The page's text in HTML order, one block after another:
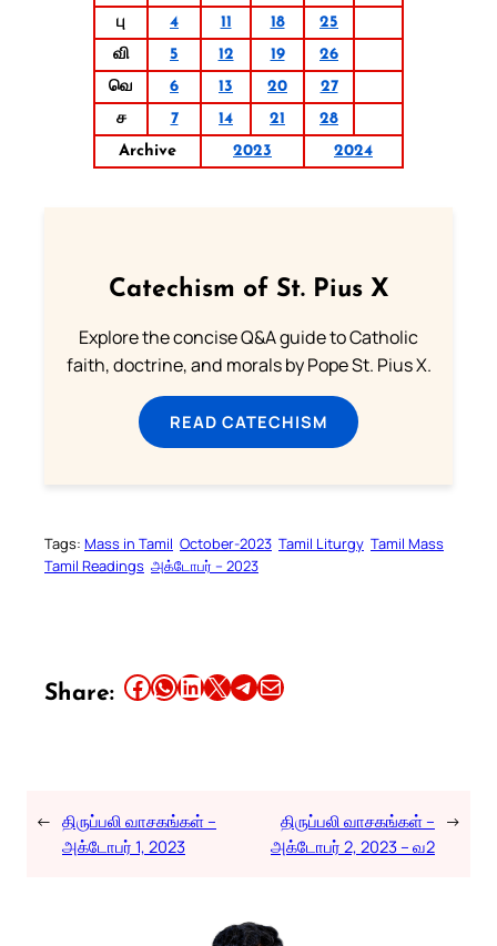
பு
4 11 18
25
வி
5 12 19
26
வெ
6 13 20
27
ச
7 14 21
28
Archive
2023 2024
Catechism of St. Pius X
Explore the concise Q&A guide to Catholic
faith, doctrine, and morals by Pope St. Pius X.
READ CATECHISM
Tags: Mass in Tamil October-2023 Tamil Liturgy Tamil Mass
Tamil Readings அக்டோபர் – 2023
Share: Share this article on Facebook Share this article on WhatsApp Share this article on LinkedIn Share this article on X Share this article on TelegramEmail this Article
← திருப்பலி வாசகங்கள் –
அக்டோபர் 1, 2023
திருப்பலி வாசகங்கள் –
அக்டோபர் 2, 2023 – வ2
→